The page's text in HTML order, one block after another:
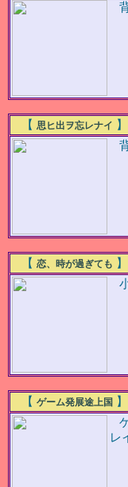
【 思ヒ出ヲ忘レナイ
【 恋、時が過ぎても
【 ゲーム発展途上国
レ